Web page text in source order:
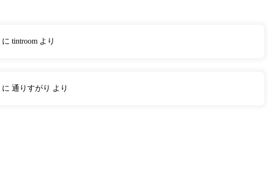
に tintroom より
に 通りすがり より